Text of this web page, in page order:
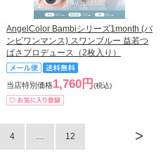
AngelColor Bambiシリーズ1month (バ
ンビワンマンス) スワンブルー 益若つ
ばさプロデュース（2枚入り）
当店特別価格1,760円 (税込)
>
4 … 12